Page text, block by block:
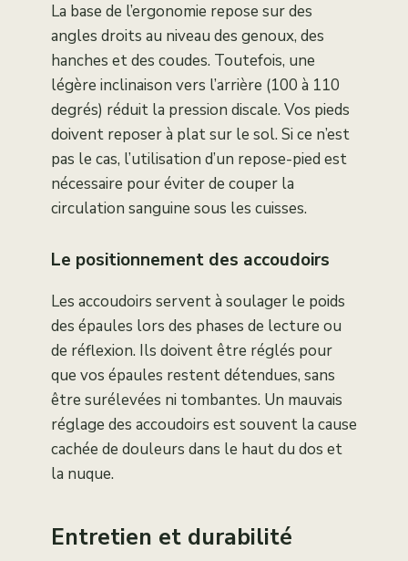
La base de l’ergonomie repose sur des
angles droits au niveau des genoux, des
hanches et des coudes. Toutefois, une
légère inclinaison vers l’arrière (100 à 110
degrés) réduit la pression discale. Vos pieds
doivent reposer à plat sur le sol. Si ce n’est
pas le cas, l’utilisation d’un repose-pied est
nécessaire pour éviter de couper la
circulation sanguine sous les cuisses.
Le positionnement des accoudoirs
Les accoudoirs servent à soulager le poids
des épaules lors des phases de lecture ou
de réflexion. Ils doivent être réglés pour
que vos épaules restent détendues, sans
être surélevées ni tombantes. Un mauvais
réglage des accoudoirs est souvent la cause
cachée de douleurs dans le haut du dos et
la nuque.
Entretien et durabilité